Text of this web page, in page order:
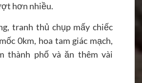
hơn nhiều.
tranh thủ chụp mấy chiếc
0km, hoa tam giác mạch,
thành phố và ăn thêm vài